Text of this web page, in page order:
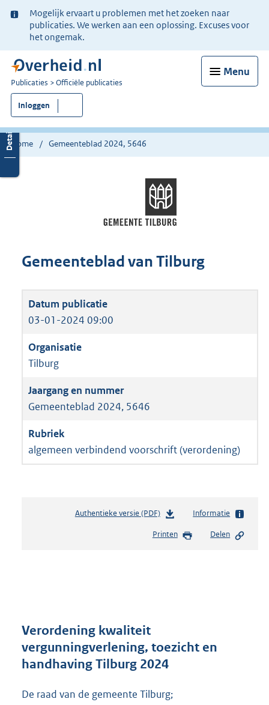
Ter
informatie:
Mogelijk ervaart u problemen met het zoeken naar
publicaties. We werken aan een oplossing. Excuses voor
het ongemak.
Menu
U
bent
nu
hier:
Publicaties Officiële publicaties
Inloggen
Home Gemeenteblad 2024, 5646
Gemeenteblad van Tilburg
03-01-2024 09:00
Tilburg
Gemeenteblad 2024, 5646
algemeen verbindend voorschrift (verordening)
Authentieke versie (PDF)b
s
o
t
Informatie
Printen Delen
Verordening kwaliteit
vergunningverlening, toezicht en
handhaving Tilburg 2024
De raad van de gemeente Tilburg;